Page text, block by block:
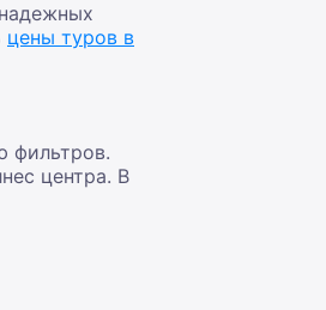
цены туров в
фильтров.
центра. В